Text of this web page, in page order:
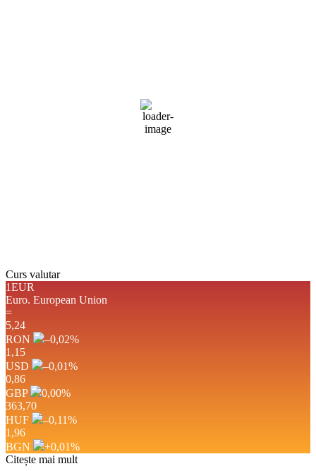
48 %
1019 mb
2 mph
Rafală vânturi:
Curs valutar
1EUR
Euro. European Union
=
5,24
RON
–0,02%
1,15
USD
–0,01%
0,86
GBP
0,00%
363,70
HUF
–0,11%
1,96
BGN
+0,01%
Citește mai mult